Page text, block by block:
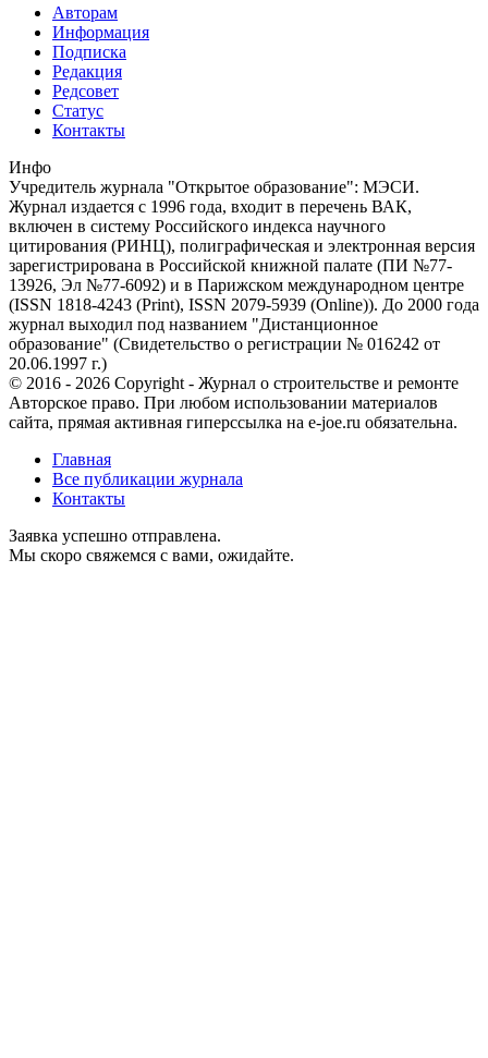
Авторам
Информация
Подписка
Редакция
Редсовет
Статус
Контакты
Инфо
Учредитель журнала "Открытое образование": МЭСИ.
Журнал издается с 1996 года, входит в перечень ВАК,
включен в систему Российского индекса научного
цитирования (РИНЦ), полиграфическая и электронная версия
зарегистрирована в Российской книжной палате (ПИ №77-
13926, Эл №77-6092) и в Парижском международном центре
(ISSN 1818-4243 (Print), ISSN 2079-5939 (Online)). До 2000 года
журнал выходил под названием "Дистанционное
образование" (Свидетельство о регистрации № 016242 от
20.06.1997 г.)
© 2016 - 2026 Copyright - Журнал о строительстве и ремонте
Авторское право. При любом использовании материалов
сайта, прямая активная гиперссылка на e-joe.ru обязательна.
Главная
Все публикации журнала
Контакты
Заявка успешно отправлена.
Мы скоро свяжемся с вами, ожидайте.